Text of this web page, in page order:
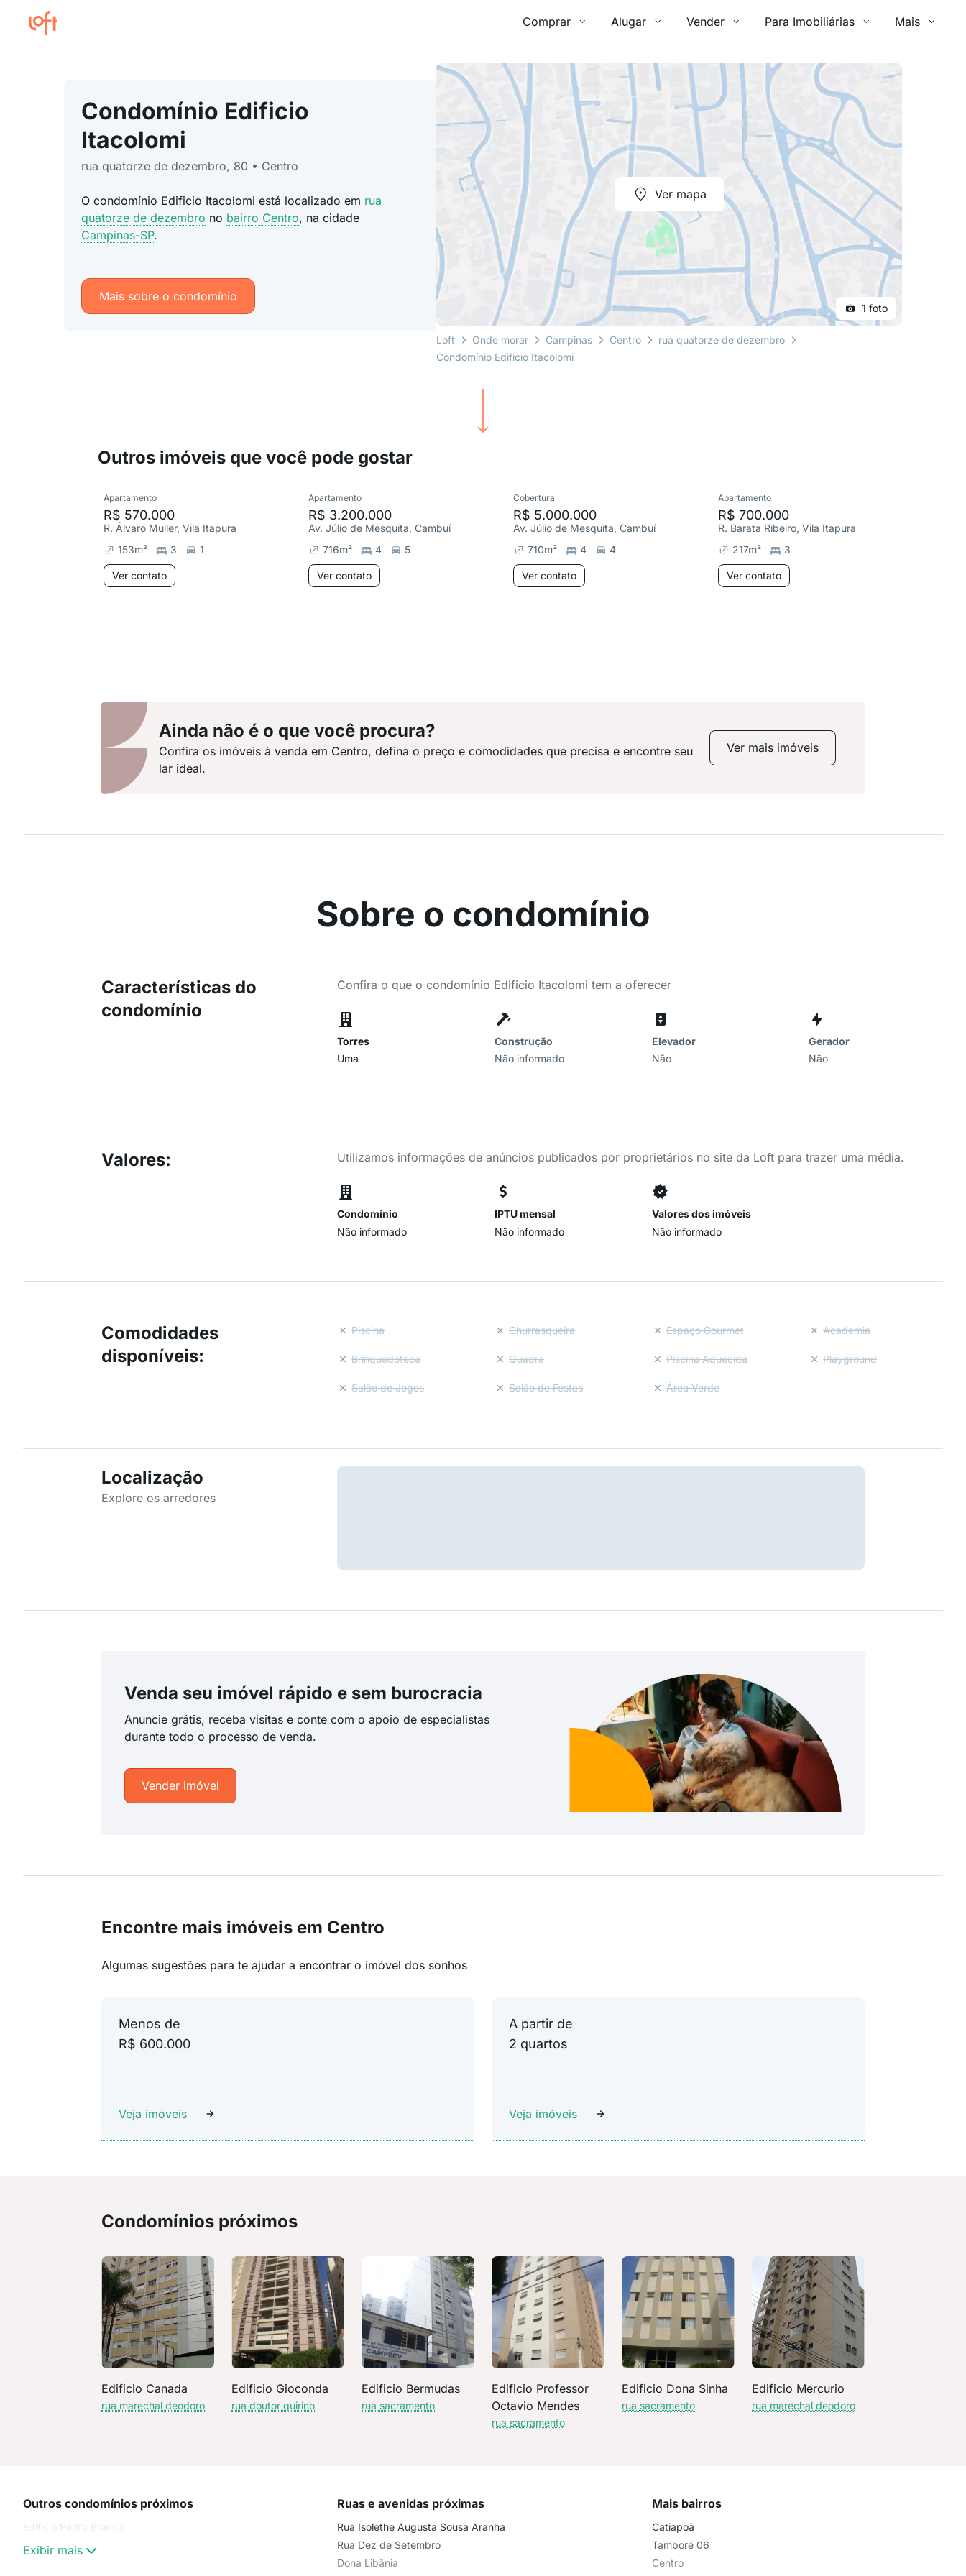
Comprar Alugar Vender Para Imobiliárias Mais
Condomínio Edificio
Itacolomi
rua quatorze de dezembro, 80 • Centro
O condomínio Edificio Itacolomi está localizado em rua
quatorze de dezembro no bairro Centro, na cidade
Campinas-SP.
Mais sobre o condomínio
Ver mapa
1 foto
Loft Onde morar Campinas Centro
rua quatorze de dezembro
Condomínio Edificio Itacolomi
Outros imóveis que você pode gostar
Apartamento
R$ 570.000
R. Álvaro Muller, Vila Itapura
153m² 3 1
Ver contato
Apartamento
R$ 3.200.000
Av. Júlio de Mesquita, Cambuí
716m² 4 5
Ver contato
Cobertura
R$ 5.000.000
Av. Júlio de Mesquita, Cambuí
710m² 4 4
Ver contato
Apartamento
R$ 700.000
R. Barata Ribeiro, Vila Itapura
217m² 3
Ver contato
Ainda não é o que você procura?
Confira os imóveis à venda em Centro, defina o preço e comodidades que precisa e encontre seu
lar ideal.
Ver mais imóveis
Sobre o condomínio
Características do
condomínio
Confira o que o condomínio Edificio Itacolomi tem a oferecer
Torres
Uma
Construção
Não informado
Elevador
Não
Gerador
Não
Valores: Utilizamos informações de anúncios publicados por proprietários no site da Loft para trazer uma média.
Condomínio
Não informado
IPTU mensal
Não informado
Valores dos imóveis
Não informado
Comodidades
disponíveis:
Piscina Churrasqueira Espaço Gourmet Academia
Brinquedoteca Quadra Piscina Aquecida Playground
Salão de Jogos Salão de Festas Área Verde
Localização
Explore os arredores
Venda seu imóvel rápido e sem burocracia
Anuncie grátis, receba visitas e conte com o apoio de especialistas
durante todo o processo de venda.
Vender imóvel
Encontre mais imóveis em Centro
Algumas sugestões para te ajudar a encontrar o imóvel dos sonhos
Menos de
R$ 600.000
Veja imóveis
A partir de
2 quartos
Veja imóveis
Condomínios próximos
Edificio Canada
rua marechal deodoro
Edificio Gioconda
rua doutor quirino
Edificio Bermudas
rua sacramento
Edificio Professor
Octavio Mendes
rua sacramento
Edificio Dona Sinha
rua sacramento
Edificio Mercurio
rua marechal deodoro
Outros condomínios próximos
Edificio Pedra Branca
Exibir mais
Ruas e avenidas próximas
Rua Isolethe Augusta Sousa Aranha
Rua Dez de Setembro
Dona Libânia
Mais bairros
Catiapoã
Tamboré 06
Centro